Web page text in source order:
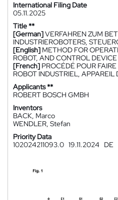
International Filing Date
05.11.2025
Title **
[German]VERFAHREN ZUM
INDUSTRIEROBOTERS,
[English] METHOD FOR
ROBOT, AND CONTROL DEVICE
[French] PROCÉDÉ POUR
ROBOT INDUSTRIEL,
Applicants **
ROBERT BOSCH GMBH
Inventors
BACK, Marco
WENDLER, Stefan
Priority Data
102024211093.0 19.11.2024 DE